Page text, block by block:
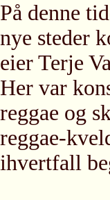
På denne
nye steder
eier Terje
Her var
reggae og
reggae-
ihvertfall